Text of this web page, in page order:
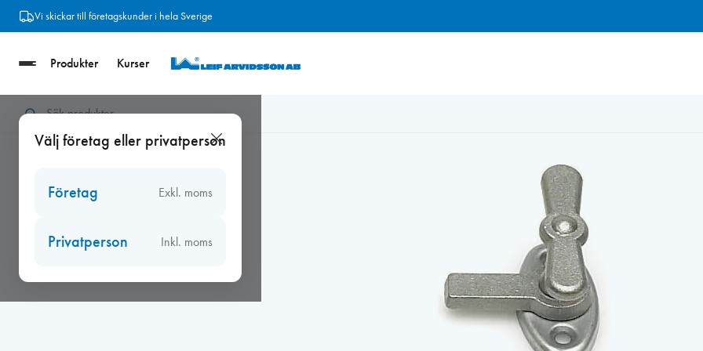
Hoppa
Vi skickar till företagskunder i hela Sverige
Produkter Kurser
Välj företag eller privatperson
Företag Exkl. moms
Privatperson Inkl. moms
Hem Fönstervred, hakar